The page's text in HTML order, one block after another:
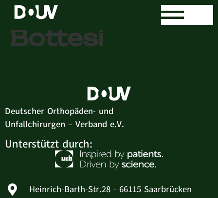
Dr. med. Mario
Bottesi
Deutscher Orthopäden- und
Unfallchirurgen – Verband e.V.
Unterstützt durch:
Heinrich-Barth-Str.28 - 66115 Saarbrücken